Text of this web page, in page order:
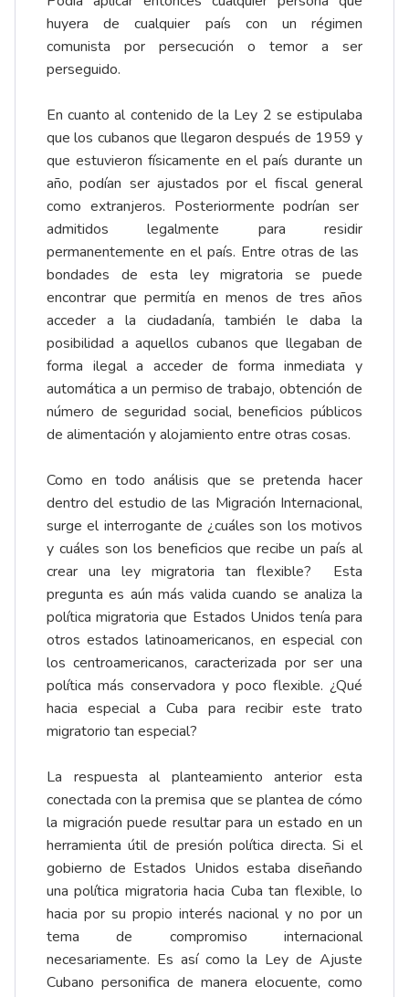
huyera de cualquier país con un régimen
comunista por persecución o temor a ser
perseguido.
En cuanto al contenido de la Ley 2 se estipulaba
que los cubanos que llegaron después de 1959 y
que estuvieron físicamente en el país durante un
año, podían ser ajustados por el fiscal general
como extranjeros. Posteriormente podrían ser
admitidos legalmente para residir
permanentemente en el país. Entre otras de las
bondades de esta ley migratoria se puede
encontrar que permitía en menos de tres años
acceder a la ciudadanía, también le daba la
posibilidad a aquellos cubanos que llegaban de
forma ilegal a acceder de forma inmediata y
automática a un permiso de trabajo, obtención de
número de seguridad social, beneficios públicos
de alimentación y alojamiento entre otras cosas.
Como en todo análisis que se pretenda hacer
dentro del estudio de las Migración Internacional,
surge el interrogante de ¿cuáles son los motivos
y cuáles son los beneficios que recibe un país al
crear una ley migratoria tan flexible? Esta
pregunta es aún más valida cuando se analiza la
política migratoria que Estados Unidos tenía para
otros estados latinoamericanos, en especial con
los centroamericanos, caracterizada por ser una
política más conservadora y poco flexible. ¿Qué
hacia especial a Cuba para recibir este trato
migratorio tan especial?
La respuesta al planteamiento anterior esta
conectada con la premisa que se plantea de cómo
la migración puede resultar para un estado en un
herramienta útil de presión política directa. Si el
gobierno de Estados Unidos estaba diseñando
una política migratoria hacia Cuba tan flexible, lo
hacia por su propio interés nacional y no por un
tema de compromiso internacional
necesariamente. Es así como la Ley de Ajuste
Cubano personifica de manera elocuente, como